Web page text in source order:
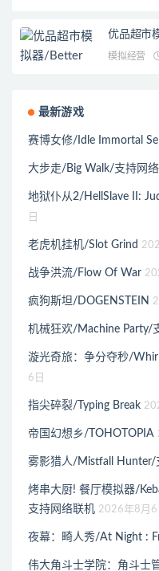
优品超市
模拟经营
最新游戏
赛博女修/Idle Immortal
大步走/Big Walk/支持网
地狱仆从2/HellSlave II:
日
老虎机挂机/Slot Grind
战争洪流/Flow Of War
疯狗斯坦/DOGENSTEIN
机械狂欢/Machine Party/
漩光奇旅：争分夺秒/
6日
指尖碎裂/Typing Break
帝国幻想乡/TOHOTOPIA
雾影猎人/Mistfall Hunter/
烤串大厨! 餐厅模拟器/
支持网络联机 2026年8月6
夜幕：畸人秀/At Night :
伟大角斗士学院：角斗士